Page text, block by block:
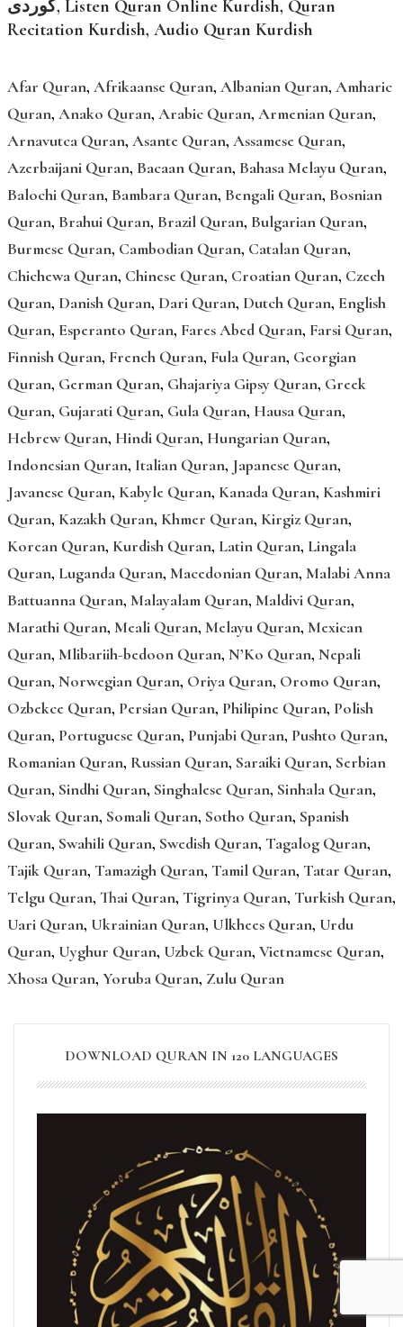
کوردی, Listen Quran Online Kurdish, Quran
Recitation Kurdish, Audio Quran Kurdish
Afar Quran, Afrikaanse Quran, Albanian Quran, Amharic
Quran, Anako Quran, Arabic Quran, Armenian Quran,
Arnavutca Quran, Asante Quran, Assamese Quran,
Azerbaijani Quran, Bacaan Quran, Bahasa Melayu Quran,
Balochi Quran, Bambara Quran, Bengali Quran, Bosnian
Quran, Brahui Quran, Brazil Quran, Bulgarian Quran,
Burmese Quran, Cambodian Quran, Catalan Quran,
Chichewa Quran, Chinese Quran, Croatian Quran, Czech
Quran, Danish Quran, Dari Quran, Dutch Quran, English
Quran, Esperanto Quran, Fares Abed Quran, Farsi Quran,
Finnish Quran, French Quran, Fula Quran, Georgian
Quran, German Quran, Ghajariya Gipsy Quran, Greek
Quran, Gujarati Quran, Gula Quran, Hausa Quran,
Hebrew Quran, Hindi Quran, Hungarian Quran,
Indonesian Quran, Italian Quran, Japanese Quran,
Javanese Quran, Kabyle Quran, Kanada Quran, Kashmiri
Quran, Kazakh Quran, Khmer Quran, Kirgiz Quran,
Korean Quran, Kurdish Quran, Latin Quran, Lingala
Quran, Luganda Quran, Macedonian Quran, Malabi Anna
Battuanna Quran, Malayalam Quran, Maldivi Quran,
Marathi Quran, Meali Quran, Melayu Quran, Mexican
Quran, Mlibariih-bedoon Quran, N’Ko Quran, Nepali
Quran, Norwegian Quran, Oriya Quran, Oromo Quran,
Ozbekce Quran, Persian Quran, Philipine Quran, Polish
Quran, Portuguese Quran, Punjabi Quran, Pushto Quran,
Romanian Quran, Russian Quran, Saraiki Quran, Serbian
Quran, Sindhi Quran, Singhalese Quran, Sinhala Quran,
Slovak Quran, Somali Quran, Sotho Quran, Spanish
Quran, Swahili Quran, Swedish Quran, Tagalog Quran,
Tajik Quran, Tamazigh Quran, Tamil Quran, Tatar Quran,
Telgu Quran, Thai Quran, Tigrinya Quran, Turkish Quran,
Uari Quran, Ukrainian Quran, Ulkhees Quran, Urdu
Quran, Uyghur Quran, Uzbek Quran, Vietnamese Quran,
Xhosa Quran, Yoruba Quran, Zulu Quran
DOWNLOAD QURAN IN 120 LANGUAGES